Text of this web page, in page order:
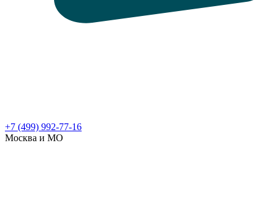
+7 (499) 992-77-16
Москва и МО